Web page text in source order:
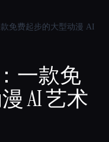
设计师
创作者
免费起步的大型动漫 AI
一款免
AI 艺术